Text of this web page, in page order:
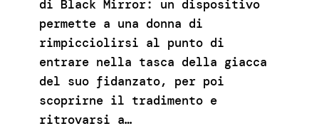
di Black Mirror: un dispositivo
permette a una donna di
rimpicciolirsi al punto di
entrare nella tasca della giacca
del suo fidanzato, per poi
scoprirne il tradimento e
ritrovarsi a…